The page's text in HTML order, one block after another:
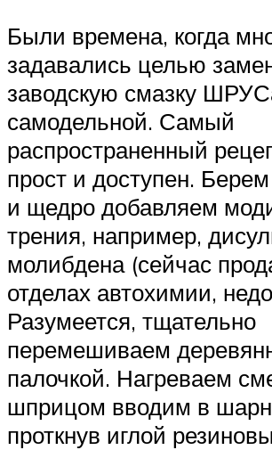
Были времена, когда
задавались целью
заводскую смазку
самодельной. Самый
распространенный
прост и доступен.
и щедро добавляем
трения, например,
молибдена (сейчас
отделах автохимии,
Разумеется, тщательно
перемешиваем
палочкой. Нагреваем
шприцом вводим в
проткнув иглой